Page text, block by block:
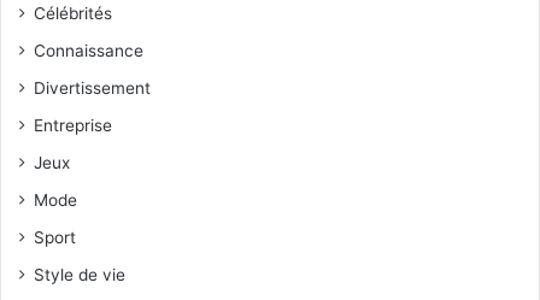
Célébrités
Connaissance
Divertissement
Entreprise
Jeux
Mode
Sport
Style de vie